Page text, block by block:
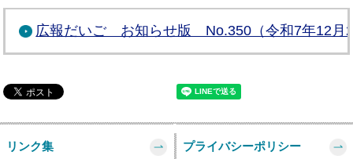
広報だいご お知らせ版 No.350（令和7年12月
リンク集 プライバシーポリシー